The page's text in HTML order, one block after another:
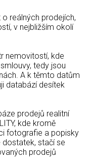
reálných prodejích,
v nejbližším okolí
nemovitostí, kde
tedy jsou
A k těmto datům
databází desítek
prodejů realitní
kde kromě
fotografie a popisky
stačí se
prodejů